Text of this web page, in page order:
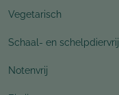
Vegetarisch
Schaal- en schelpdiervrij
Notenvrij